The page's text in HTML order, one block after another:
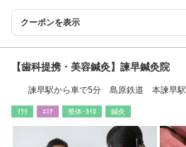
クーポンを表示
【歯科提携・美容鍼灸】諫早鍼灸院
諫早駅から車で5分 島原鉄道 本諫早
ﾘﾗｸ ｴｽﾃ 整体･ｶｲﾛ 鍼灸